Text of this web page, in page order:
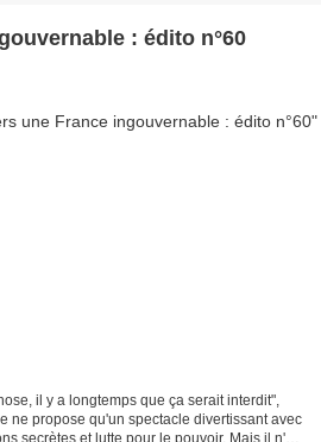
: édito n°60
il y a longtemps que ça serait interdit",
ne propose qu'un spectacle divertissant avec
secrètes et lutte pour le pouvoir. Mais il n'y